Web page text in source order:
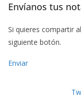
Envíanos tus
Si quieres compartir
siguiente botón.
Enviar